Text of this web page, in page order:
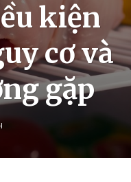
kiện
cơ và
gặp